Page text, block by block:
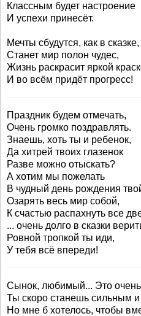
Классным будет настроение
И успехи принесёт.
Мечты сбудутся, как в сказке,
Станет мир полон чудес,
Жизнь раскрасит яркой
И во всём придёт прогресс!
Праздник будем отмечать,
Очень громко поздравлять.
Знаешь, хоть ты и ребенок,
Да хитрей твоих глазенок
Разве можно отыскать?
А хотим мы пожелать
В чудный день рождения
Озарять весь мир собой,
К счастью распахнуть все
... очень долго в сказки
Ровной тропкой ты иди,
У тебя всё впереди!
Сынок, любимый... Это очень
Ты скоро станешь сильным
Но мне б хотелось, чтобы